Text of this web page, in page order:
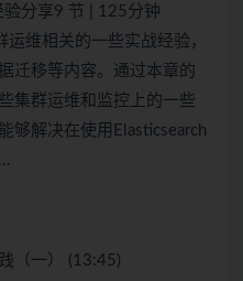
验分享9 节 | 125分钟
运维相关的一些实战经验，
迁移等内容。通过本章的
集群运维和监控上的一些
够解决在使用Elasticsearch
（一） (13:45)